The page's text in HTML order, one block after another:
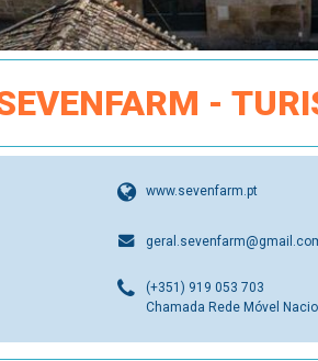
-
www.sevenfarm.pt
(+351) 919 053 703
Chamada Rede Móvel